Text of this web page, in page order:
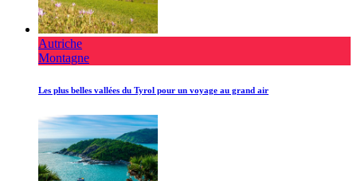
Autriche
Montagne
Les plus belles vallées du Tyrol pour un voyage au grand air